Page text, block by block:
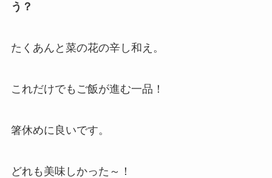
う？
たくあんと菜の花の辛し和え。
これだけでもご飯が進む一品！
箸休めに良いです。
どれも美味しかった～！